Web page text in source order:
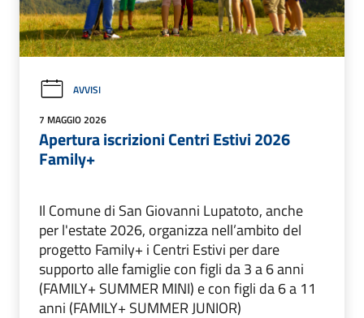
AVVISI
7 MAGGIO 2026
Apertura iscrizioni Centri Estivi 2026
Family+
Il Comune di San Giovanni Lupatoto, anche
per l'estate 2026, organizza nell’ambito del
progetto Family+ i Centri Estivi per dare
supporto alle famiglie con figli da 3 a 6 anni
(FAMILY+ SUMMER MINI) e con figli da 6 a 11
anni (FAMILY+ SUMMER JUNIOR)